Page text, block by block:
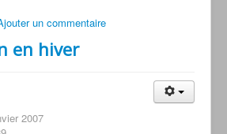
un commentaire
en hiver
2007